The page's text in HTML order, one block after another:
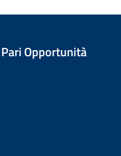
Opportunità